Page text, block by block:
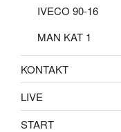
IVECO 90-16
MAN KAT 1
KONTAKT
LIVE
START